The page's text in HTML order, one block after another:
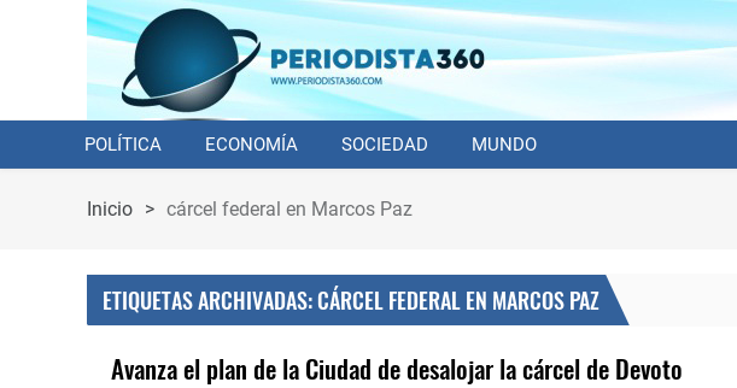
POLÍTICA ECONOMÍA SOCIEDAD MUNDO
Inicio > cárcel federal en Marcos Paz
ETIQUETAS ARCHIVADAS: CÁRCEL FEDERAL EN MARCOS PAZ
Avanza el plan de la Ciudad de desalojar la cárcel de Devoto